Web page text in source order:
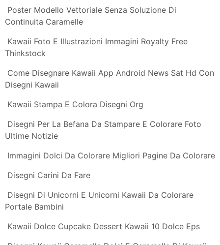
Kawaii Dolce Gelato Personaggio Dei Fumetti
Illustrazione Vettoriale